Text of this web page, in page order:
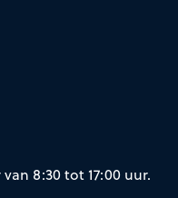
8:30 tot 17:00 uur.